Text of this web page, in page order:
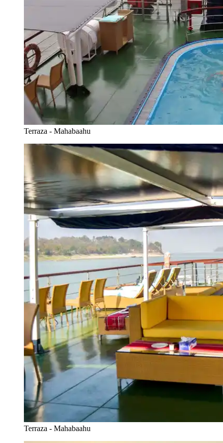
Terraza - Mahabaahu
Terraza - Mahabaahu